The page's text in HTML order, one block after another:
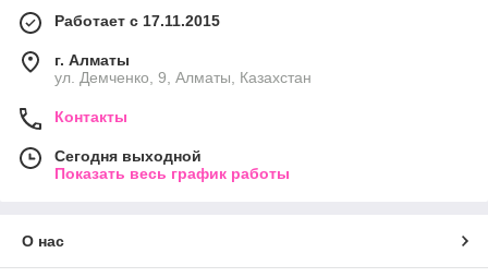
Работает с 17.11.2015
г. Алматы
ул. Демченко, 9, Алматы, Казахстан
Контакты
Сегодня выходной
Показать весь график работы
О нас